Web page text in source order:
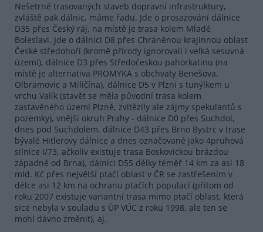
Nešetrně trasovaných staveb dopravní infrastruktury,
zvláště pak dálnic, máme řadu. Jde o prosazování dálnice
D35 přes Český ráj, na místě je trasa kolem Mladé
Boleslavi. Jde o dálnici D8 přes Chráněnou krajinnou oblast
České středohoří (kromě přírody ignorovali i velká sesuvná
území), dálnice D3 přes Středočeskou pahorkatinu (na
místě je alternativa PROMYKA s obchvaty Benešova,
Olbramovic a Miličína), dálnice D5 v Plzni s tunýlkem u
vrchu Valík (stavět se měla původní trasa kolem
zastavěného území Plzně, zvítězily ale zájmy spekulantů s
pozemky), vnější okruh Prahy - dálnice D0 přes Suchdol,
dnes pod Suchdolem, dálnice D43 přes Brno Bystrc v trase
bývalé Hitlerovy dálnice a dnes označované jako 4pruhová
silnice I/73, ačkoliv existuje trasa Boskovickou brázdou
západně od Brna), dálnici D55 délky téměř 14 km za asi 18
mld. Kč přes největší ptačí oblast v ČR se zastřešením v
délce asi 12 km na ochranu ptačích populací (přitom od
roku 2007 existuje variantní trasa mimo ptačí oblast, která
sice nebyla v souladu s ÚP VÚC z roku 1998, ale ten se
mohl dávno změnit), aj.